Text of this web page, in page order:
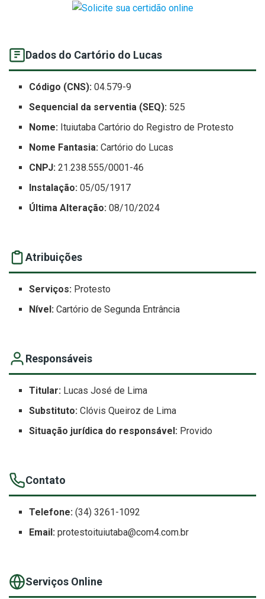
Dados do Cartório do Lucas
Código (CNS): 04.579-9
Sequencial da serventia (SEQ): 525
Nome: Ituiutaba Cartório do Registro de Protesto
Nome Fantasia: Cartório do Lucas
CNPJ: 21.238.555/0001-46
Instalação: 05/05/1917
Última Alteração: 08/10/2024
Atribuições
Serviços: Protesto
Nível: Cartório de Segunda Entrância
Responsáveis
Titular: Lucas José de Lima
Substituto: Clóvis Queiroz de Lima
Situação jurídica do responsável: Provido
Contato
Telefone: (34) 3261-1092
Email: protestoituiutaba@com4.com.br
Serviços Online